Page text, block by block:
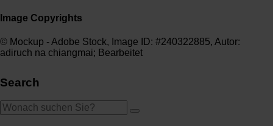
Image Copyrights
© Mockup - Adobe Stock, Image ID: #240322885, Autor:
adiruch na chiangmai; Bearbeitet
Search